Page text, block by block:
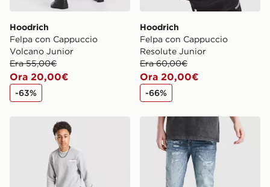
Hoodrich
Felpa con Cappuccio
Volcano Junior
Era 55,00€
Ora 20,00€
-63%
Hoodrich
Felpa con Cappuccio
Resolute Junior
Era 60,00€
Ora 20,00€
-66%
Hoodrich Tuta Magma Fleece Crew JuniorSupply & Demand Jeans